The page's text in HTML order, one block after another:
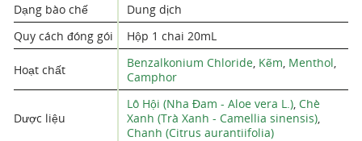
Dạng bào chế
Dung dịch
Quy cách đóng gói
Hộp 1 chai 20mL
Hoạt chất Benzalkonium Chloride, Kẽm, Menthol,
Camphor
Dược liệu
Lô Hội (Nha Đam - Aloe vera L.), Chè
Xanh (Trà Xanh - Camellia sinensis),
Chanh (Citrus aurantiifolia)